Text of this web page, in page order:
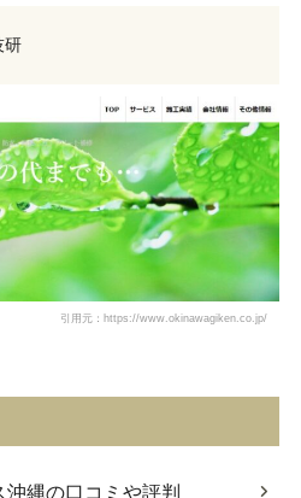
研
引用元：https://www.okinawagiken.co.jp/
縄の口コミや評判